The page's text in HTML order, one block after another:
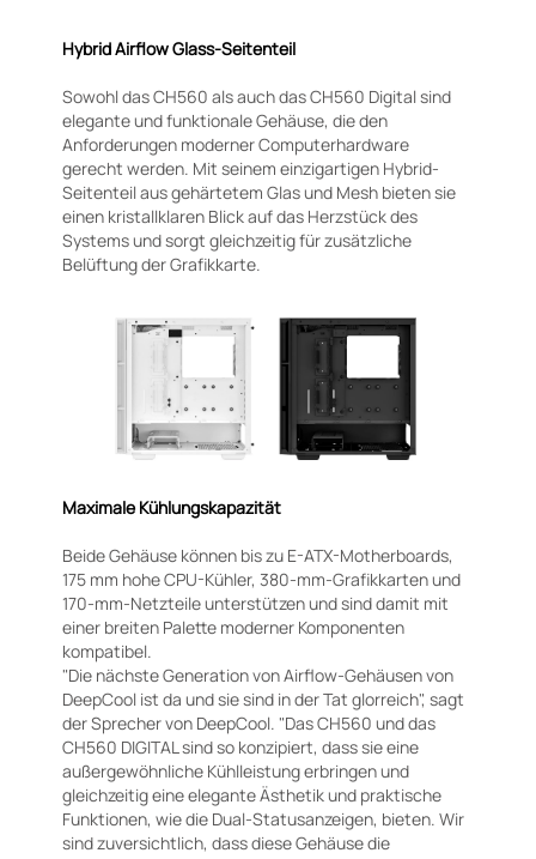
Hybrid Airflow Glass-Seitenteil
Sowohl das CH560 als auch das CH560 Digital sind
elegante und funktionale Gehäuse, die den
Anforderungen moderner Computerhardware
gerecht werden. Mit seinem einzigartigen Hybrid-
Seitenteil aus gehärtetem Glas und Mesh bieten sie
einen kristallklaren Blick auf das Herzstück des
Systems und sorgt gleichzeitig für zusätzliche
Belüftung der Grafikkarte.
Maximale Kühlungskapazität
Beide Gehäuse können bis zu E-ATX-Motherboards,
175 mm hohe CPU-Kühler, 380-mm-Grafikkarten und
170-mm-Netzteile unterstützen und sind damit mit
einer breiten Palette moderner Komponenten
kompatibel.
"Die nächste Generation von Airflow-Gehäusen von
DeepCool ist da und sie sind in der Tat glorreich", sagt
der Sprecher von DeepCool. "Das CH560 und das
CH560 DIGITAL sind so konzipiert, dass sie eine
außergewöhnliche Kühlleistung erbringen und
gleichzeitig eine elegante Ästhetik und praktische
Funktionen, wie die Dual-Statusanzeigen, bieten. Wir
sind zuversichtlich, dass diese Gehäuse die